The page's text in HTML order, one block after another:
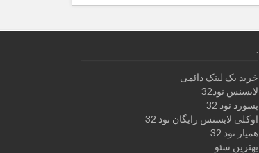
.
خرید بک لینک دائمی
لایسنس نود32
پسورد نود 32
اوکلی لایسنس رایگان نود 32
همیار نود 32
بهترین سئو